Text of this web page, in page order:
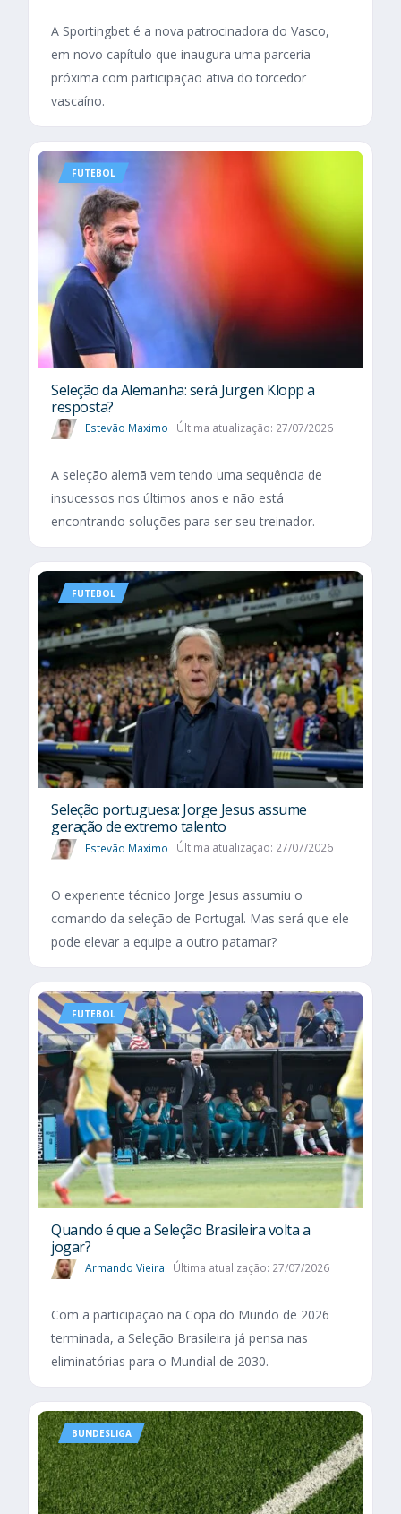
A Sportingbet é a nova patrocinadora do Vasco,
em novo capítulo que inaugura uma parceria
próxima com participação ativa do torcedor
vascaíno.
FUTEBOL
Seleção da Alemanha: será Jürgen Klopp a
resposta?
Estevão Maximo Última atualização: 27/07/2026
A seleção alemã vem tendo uma sequência de
insucessos nos últimos anos e não está
encontrando soluções para ser seu treinador.
FUTEBOL
Seleção portuguesa: Jorge Jesus assume
geração de extremo talento
Estevão Maximo Última atualização: 27/07/2026
O experiente técnico Jorge Jesus assumiu o
comando da seleção de Portugal. Mas será que ele
pode elevar a equipe a outro patamar?
FUTEBOL
Quando é que a Seleção Brasileira volta a
jogar?
Armando Vieira Última atualização: 27/07/2026
Com a participação na Copa do Mundo de 2026
terminada, a Seleção Brasileira já pensa nas
eliminatórias para o Mundial de 2030.
BUNDESLIGA